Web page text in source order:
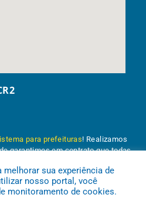
para prefeituras! Realizamos
garantimos em contrato que todas
Transparência Pública
sua experiência de
nosso portal, você
monitoramento de cookies.